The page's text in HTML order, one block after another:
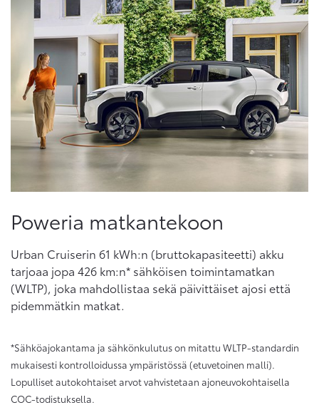
Poweria matkantekoon
Urban Cruiserin 61 kWh:n (bruttokapasiteetti) akku
tarjoaa jopa 426 km:n* sähköisen toimintamatkan
(WLTP), joka mahdollistaa sekä päivittäiset ajosi että
pidemmätkin matkat.
*Sähköajokantama ja sähkönkulutus on mitattu WLTP-standardin
mukaisesti kontrolloidussa ympäristössä (etuvetoinen malli).
Lopulliset autokohtaiset arvot vahvistetaan ajoneuvokohtaisella
COC-todistuksella.